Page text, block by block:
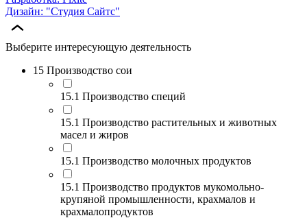
Дизайн: "Студия Сайтс"
Выберите интересующую деятельность
15 Производство сои
15.1 Производство специй
15.1 Производство растительных и животных
масел и жиров
15.1 Производство молочных продуктов
15.1 Производство продуктов мукомольно-
крупяной промышленности, крахмалов и
крахмалопродуктов